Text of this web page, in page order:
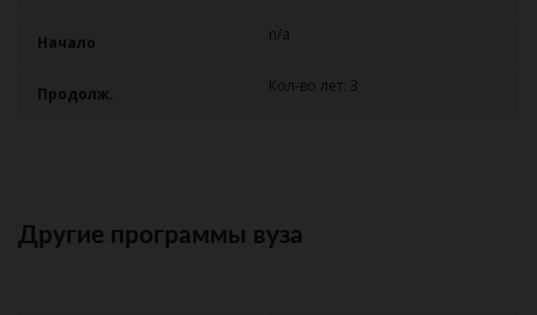
Начало n/a
Продолж. Кол-во лет: 3
Другие программы вуза